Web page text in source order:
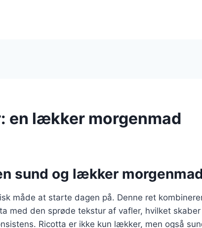
en lækker morgenmad
sund og lækker morgenmad
måde at starte dagen på. Denne ret
med den sprøde tekstur af vafler, hvilket
Ricotta er ikke kun lækker, men også